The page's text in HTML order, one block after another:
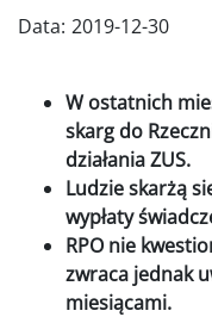
Data: 2019-12-30
W ostatnich
skarg do
działania ZUS.
Ludzie skarżą
wypłaty
RPO nie
zwraca jednak
miesiącami.